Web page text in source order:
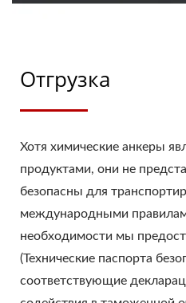
Отгрузка
Хотя химические анкеры
продуктами, они не
безопасны для
международными
необходимости мы
(Технические паспорта
соответствующие